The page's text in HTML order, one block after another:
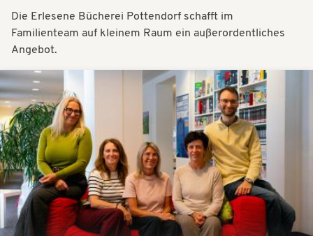
Die Erlesene Bücherei Pottendorf schafft im
Familienteam auf kleinem Raum ein außerordentliches
Angebot.
Bilder